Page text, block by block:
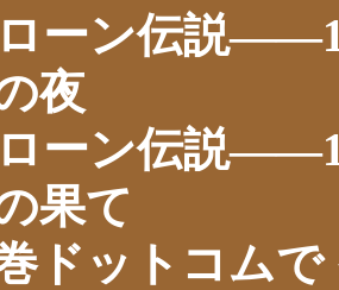
ローン伝説
夜
ローン伝説
果て
ドットコム